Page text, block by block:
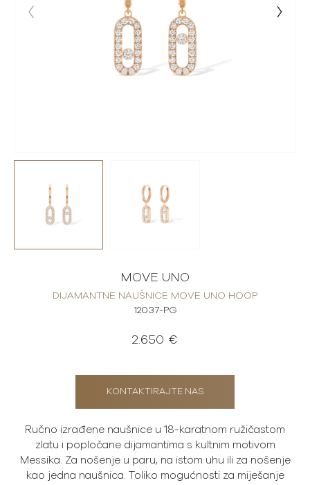
MOVE UNO
DIJAMANTNE NAUŠNICE MOVE UNO HOOP
12037-PG
2.650 €
KONTAKTIRAJTE NAS
Ručno izrađene naušnice u 18-karatnom ružičastom
zlatu i popločane dijamantima s kultnim motivom
Messika. Za nošenje u paru, na istom uhu ili za nošenje
kao jedna naušnica. Toliko mogućnosti za miješanje